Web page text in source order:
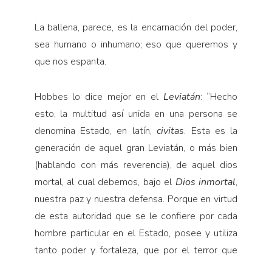
La ballena, parece, es la encarnación del poder,
sea humano o inhumano; eso que queremos y
que nos espanta.
Hobbes lo dice mejor en el Leviatán: “Hecho
esto, la multitud así unida en una persona se
denomina Estado, en latín,civitas. Esta es la
generación de aquel gran Leviatán, o más bien
(hablando con más reverencia), de aquel dios
mortal, al cual debemos, bajo el Dios inmortal,
nuestra paz y nuestra defensa. Porque en virtud
de esta autoridad que se le confiere por cada
hombre particular en el Estado, posee y utiliza
tanto poder y fortaleza, que por el terror que